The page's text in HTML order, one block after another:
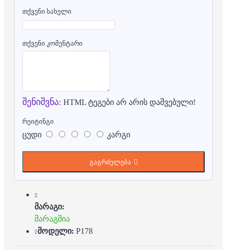
თქვენი სახელი
თქვენი კომენტარი
შენიშვნა: HTML ტეგები არ არის დაშვებული!
რეიტინგი
ცუდი კარგი
გაგრძელება
მარაგი:
მარაგშია
მოდელი: P178